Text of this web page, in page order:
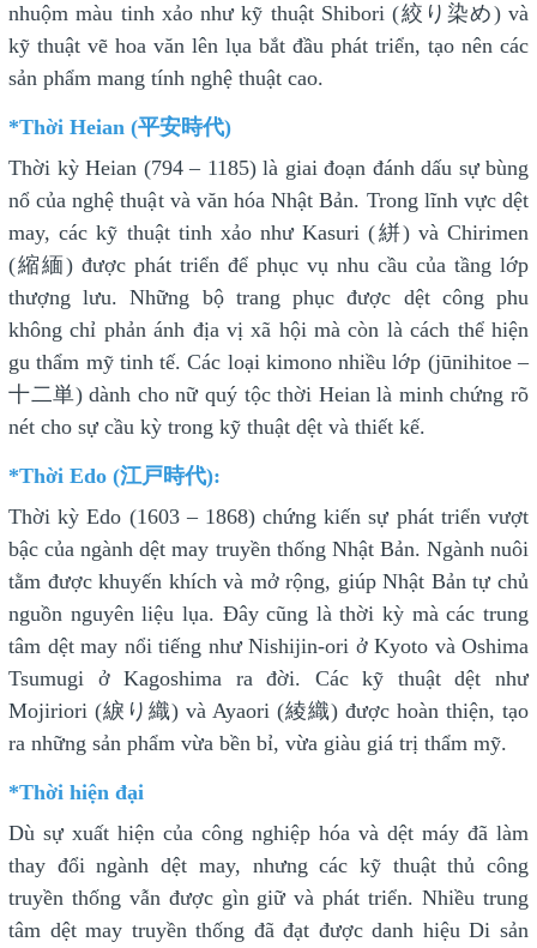
nhuộm màu tinh xảo như kỹ thuật Shibori (絞り染め) và
kỹ thuật vẽ hoa văn lên lụa bắt đầu phát triển, tạo nên các
sản phẩm mang tính nghệ thuật cao.
*Thời Heian (平安時代)
Thời kỳ Heian (794 – 1185) là giai đoạn đánh dấu sự bùng
nổ của nghệ thuật và văn hóa Nhật Bản. Trong lĩnh vực dệt
may, các kỹ thuật tinh xảo như Kasuri (絣) và Chirimen
(縮緬) được phát triển để phục vụ nhu cầu của tầng lớp
thượng lưu. Những bộ trang phục được dệt công phu
không chỉ phản ánh địa vị xã hội mà còn là cách thể hiện
gu thẩm mỹ tinh tế. Các loại kimono nhiều lớp (jūnihitoe –
十二単) dành cho nữ quý tộc thời Heian là minh chứng rõ
nét cho sự cầu kỳ trong kỹ thuật dệt và thiết kế.
*Thời Edo (江戸時代):
Thời kỳ Edo (1603 – 1868) chứng kiến sự phát triển vượt
bậc của ngành dệt may truyền thống Nhật Bản. Ngành nuôi
tằm được khuyến khích và mở rộng, giúp Nhật Bản tự chủ
nguồn nguyên liệu lụa. Đây cũng là thời kỳ mà các trung
tâm dệt may nổi tiếng như Nishijin-ori ở Kyoto và Oshima
Tsumugi ở Kagoshima ra đời. Các kỹ thuật dệt như
Mojiriori (綟り織) và Ayaori (綾織) được hoàn thiện, tạo
ra những sản phẩm vừa bền bỉ, vừa giàu giá trị thẩm mỹ.
*Thời hiện đại
Dù sự xuất hiện của công nghiệp hóa và dệt máy đã làm
thay đổi ngành dệt may, nhưng các kỹ thuật thủ công
truyền thống vẫn được gìn giữ và phát triển. Nhiều trung
tâm dệt may truyền thống đã đạt được danh hiệu Di sản